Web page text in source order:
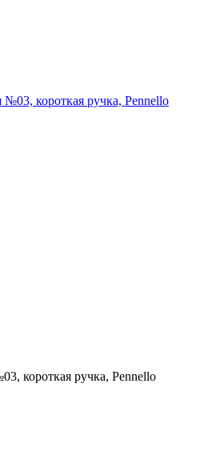
короткая ручка, Pennello